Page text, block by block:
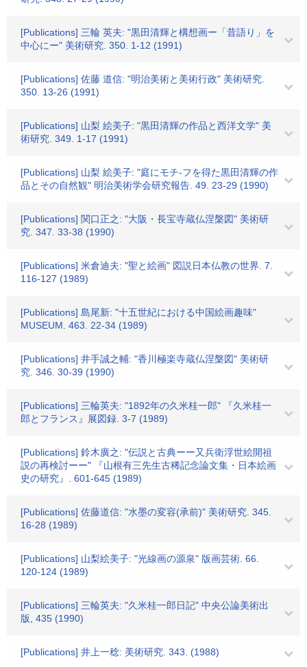
[Publications] 三輪 英夫: "黒田清輝と構想画ー「昔語り」を
中心にー" 美術研究. 350. 1-12 (1991)
[Publications] 佐藤 道信: "明治美術と美術行政" 美術研究.
350. 13-26 (1991)
[Publications] 山梨 絵美子: "黒田清輝の作品と西洋文学" 美
術研究. 349. 1-17 (1991)
[Publications] 山梨 絵美子: "庭にモチ-フを得た黒田清輝の作
品とその自然観" 明治美術学会研究報告. 49. 23-29 (1990)
[Publications] 関口正之: "大阪・長宝寺蔵仏涅槃図" 美術研
究. 347. 33-38 (1990)
[Publications] 米倉迪夫: "聖と絵画" 図説日本仏教の世界. 7.
116-127 (1989)
[Publications] 島尾新: "十五世紀における中国絵画趣味"
MUSEUM. 463. 22-34 (1989)
[Publications] 井手誠之輔: "香川極楽寺蔵仏涅槃図" 美術研
究. 346. 30-39 (1990)
[Publications] 三輪英夫: "1892年の久米桂一郎" 『久米桂一
郎とフランス』展図録. 3-7 (1989)
[Publications] 鈴木廣之: "伝説と古典ーー又兵衛浮世絵開祖
説の再検討ーー" 『山根有三先生古稀記念論文集・日本絵画
史の研究』. 601-645 (1989)
[Publications] 佐藤道信: "水墨の変容(承前)" 美術研究. 345.
16-28 (1989)
[Publications] 山梨絵美子: "光線画の源泉" 版画芸術. 66.
120-124 (1989)
[Publications] 三輪英夫: "久米桂一郎日記" 中央公論美術出
版, 435 (1990)
[Publications] 井上一稔: 美術研究. 343. (1988)